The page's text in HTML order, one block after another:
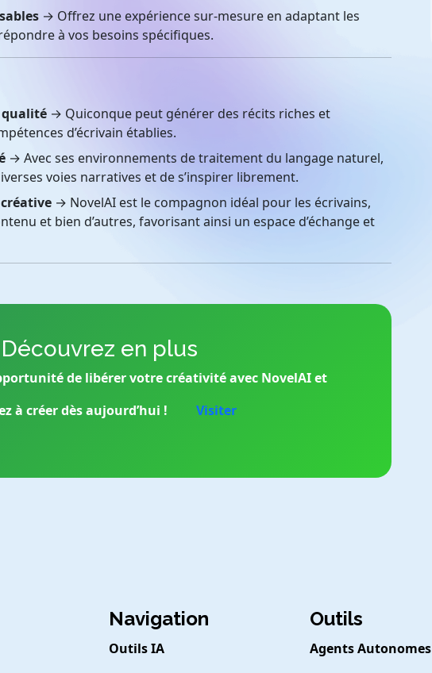
→ Offrez une expérience sur-mesure en adaptant les
à vos besoins spécifiques.
qualité → Quiconque peut générer des récits riches et
d’écrivain établies.
→ Avec ses environnements de traitement du langage naturel,
voies narratives et de s’inspirer librement.
→ NovelAI est le compagnon idéal pour les écrivains,
et bien d’autres, favorisant ainsi un espace d’échange et
Découvrez en plus
de libérer votre créativité avec NovelAI et
à créer dès aujourd’hui !
Visiter
Navigation
Outils IA
Outils
Agents Autonomes